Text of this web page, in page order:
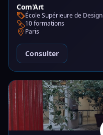
Com'Art
École Supérieure de Design
10 formations
Paris
Consulter